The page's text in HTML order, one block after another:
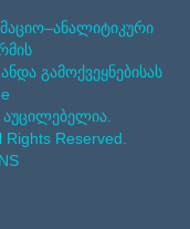
გამოქვეყნებისას
აუცილებელია.
Reserved.